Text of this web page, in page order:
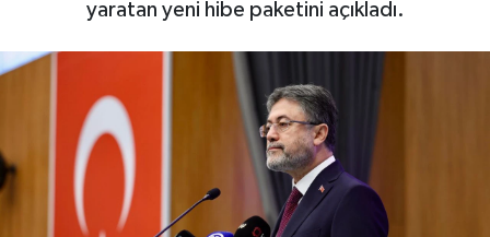
yaratan yeni hibe paketini açıkladı.
Asayiş
Gayrimenkul
Spor
Eğitim